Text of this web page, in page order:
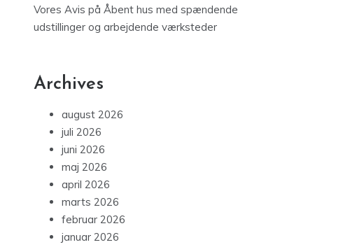
Vores Avis på Åbent hus med spændende
udstillinger og arbejdende værksteder
Archives
august 2026
juli 2026
juni 2026
maj 2026
april 2026
marts 2026
februar 2026
januar 2026